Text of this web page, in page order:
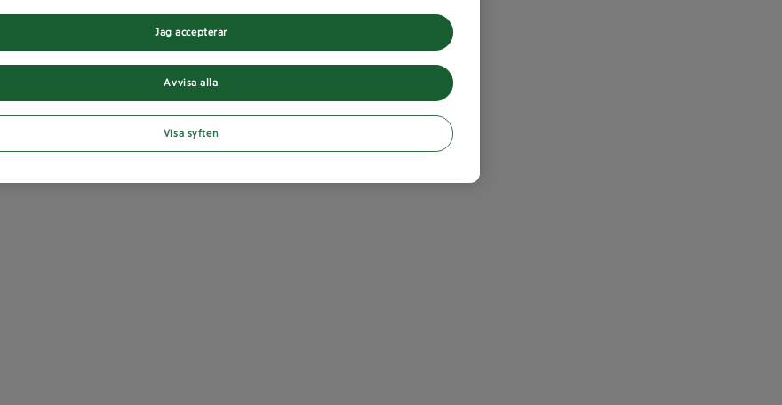
Avvisa alla
Jag accepterar
Visa syften